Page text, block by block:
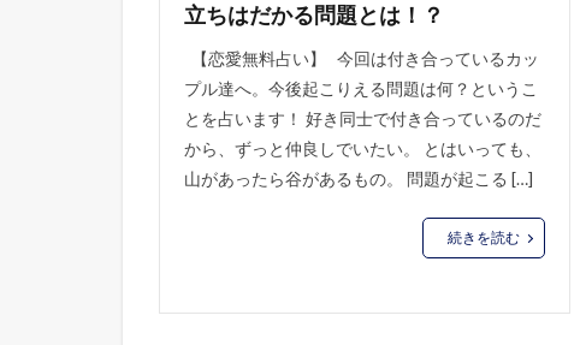
立ちはだかる問題とは！？
【恋愛無料占い】 今回は付き合っているカッ
プル達へ。今後起こりえる問題は何？というこ
とを占います！ 好き同士で付き合っているのだ
から、ずっと仲良しでいたい。 とはいっても、
山があったら谷があるもの。 問題が起こる […]
続きを読む